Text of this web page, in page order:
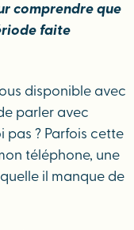
comprendre que
faite
disponible avec
parler avec
pas ? Parfois cette
téléphone, une
il manque de